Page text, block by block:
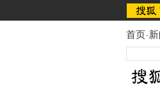
首页-新